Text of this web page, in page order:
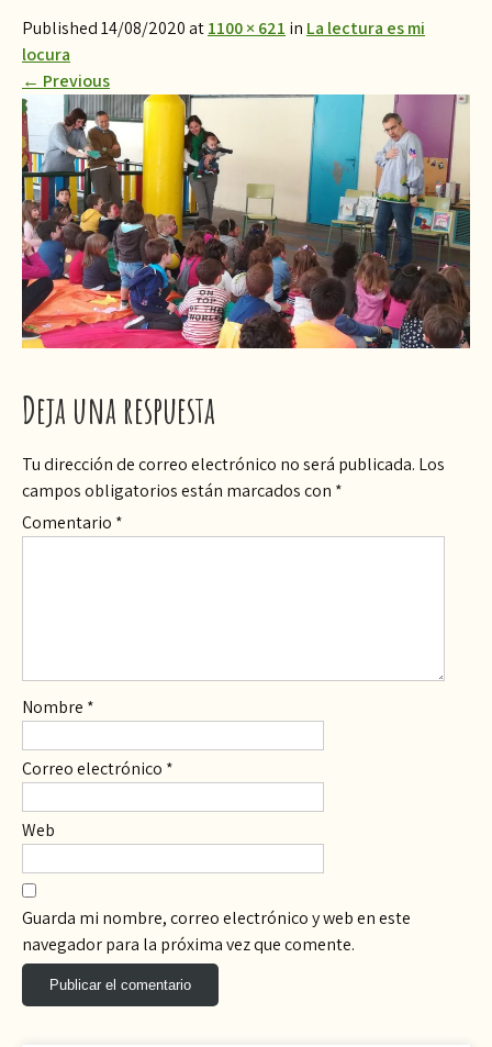
Published 14/08/2020 at1100 × 621 in La lectura es mi
locura
← Previous
Deja una respuesta
Tu dirección de correo electrónico no será publicada. Los
campos obligatorios están marcados con *
Comentario *
Nombre *
Correo electrónico *
Web
Guarda mi nombre, correo electrónico y web en este
navegador para la próxima vez que comente.